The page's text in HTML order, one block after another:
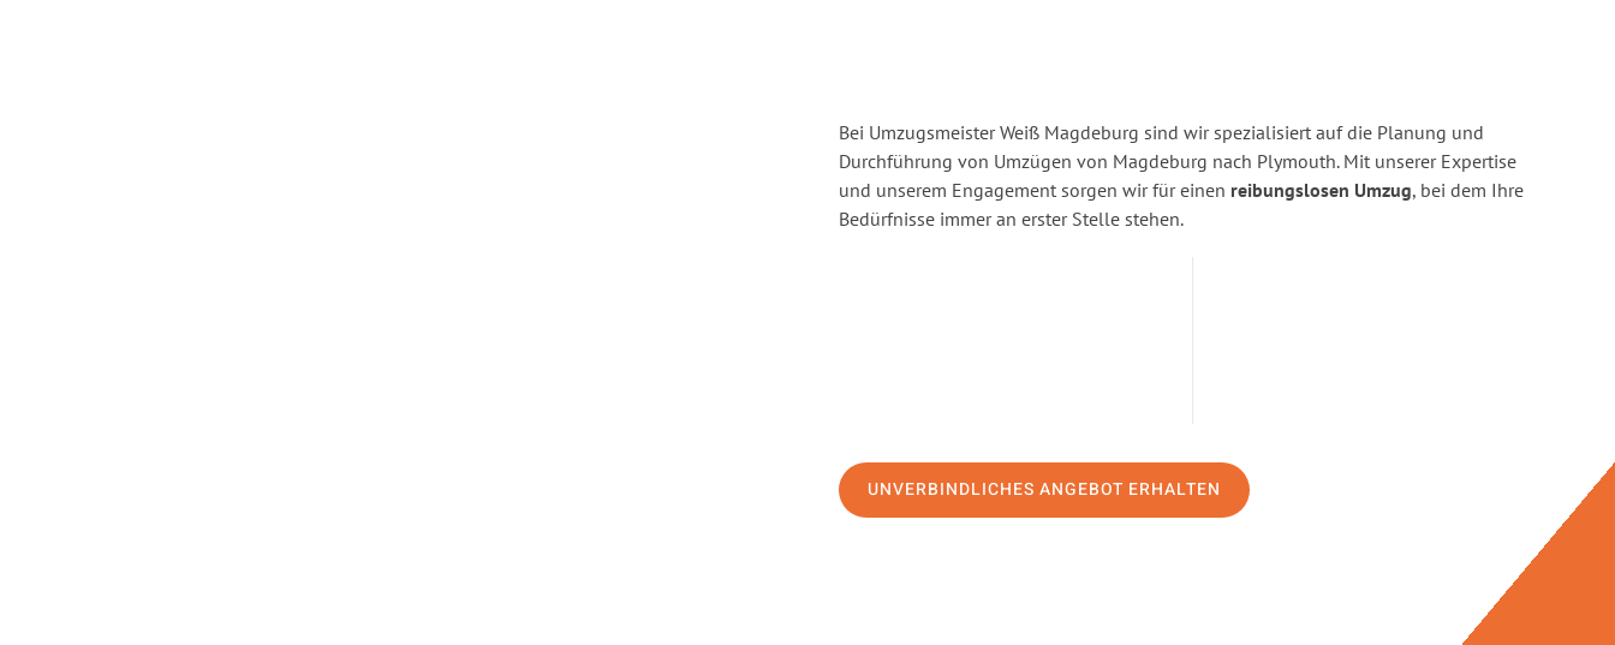
Bei Umzugsmeister Weiß Magdeburg sind wir spezialisiert auf die Planung und
Durchführung von Umzügen von Magdeburg nach Plymouth. Mit unserer Expertise
und unserem Engagement sorgen wir für einen reibungslosen Umzug, bei dem Ihre
Bedürfnisse immer an erster Stelle stehen.
UNVERBINDLICHES ANGEBOT ERHALTEN